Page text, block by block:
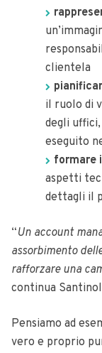
clientela
il ruolo di
degli
eseguito
formare
aspetti
dettagli il
“Un account
assorbimento
rafforzare una
continua
Pensiamo ad
vero e proprio